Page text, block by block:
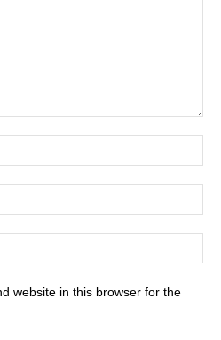
website in this browser for the